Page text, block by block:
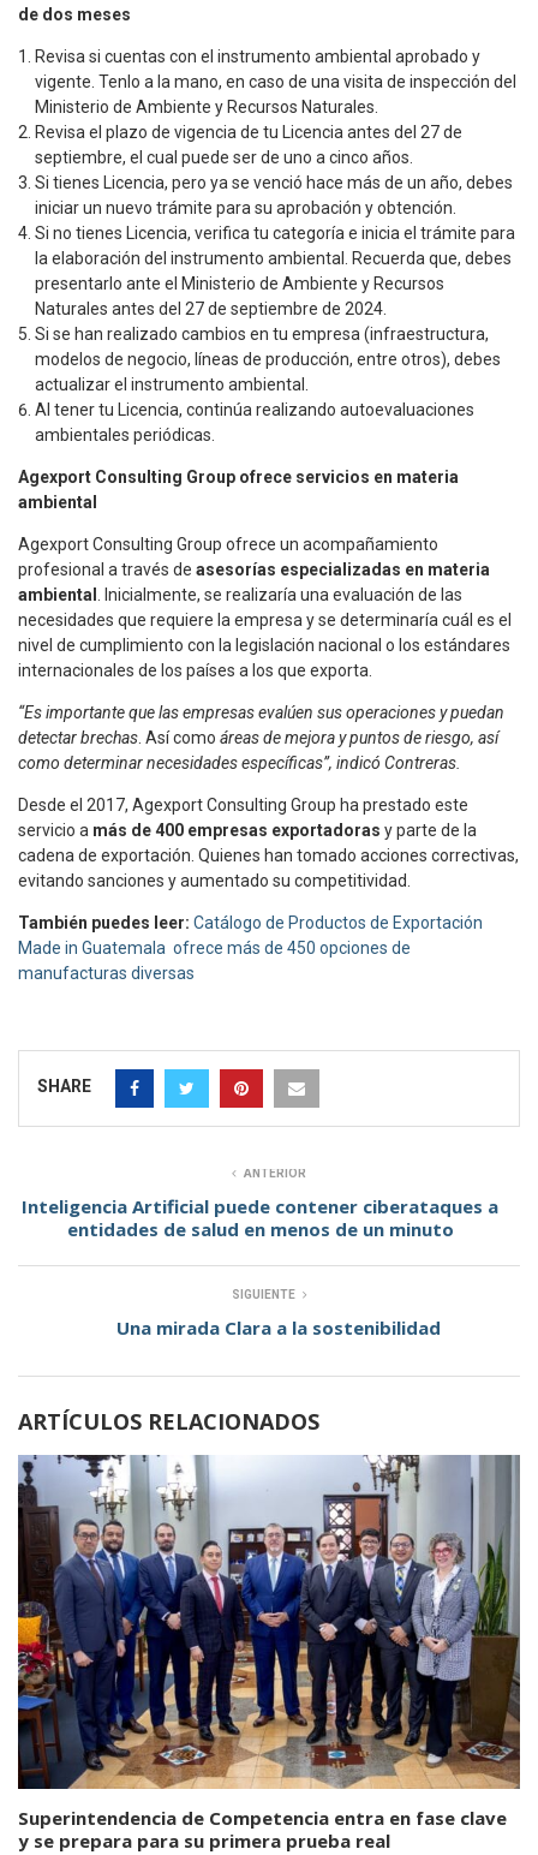
de dos meses
Revisa si cuentas con el instrumento ambiental aprobado y
vigente. Tenlo a la mano, en caso de una visita de inspección del
Ministerio de Ambiente y Recursos Naturales.
Revisa el plazo de vigencia de tu Licencia antes del 27 de
septiembre, el cual puede ser de uno a cinco años.
Si tienes Licencia, pero ya se venció hace más de un año, debes
iniciar un nuevo trámite para su aprobación y obtención.
Si no tienes Licencia, verifica tu categoría e inicia el trámite para
la elaboración del instrumento ambiental. Recuerda que, debes
presentarlo ante el Ministerio de Ambiente y Recursos
Naturales antes del 27 de septiembre de 2024.
Si se han realizado cambios en tu empresa (infraestructura,
modelos de negocio, líneas de producción, entre otros), debes
actualizar el instrumento ambiental.
Al tener tu Licencia, continúa realizando autoevaluaciones
ambientales periódicas.
Agexport Consulting Group ofrece servicios en materia
ambiental
Agexport Consulting Group ofrece un acompañamiento
profesional a través de asesorías especializadas en materia
ambiental . Inicialmente, se realizaría una evaluación de las
necesidades que requiere la empresa y se determinaría cuál es el
nivel de cumplimiento con la legislación nacional o los estándares
internacionales de los países a los que exporta.
“Es importante que las empresas evalúen sus operaciones y puedan
detectar brechas . Así como áreas de mejora y puntos de riesgo, así
como determinar necesidades específicas”, indicó Contreras.
Desde el 2017, Agexport Consulting Group ha prestado este
servicio a más de 400 empresas exportadoras y parte de la
cadena de exportación. Quienes han tomado acciones correctivas,
evitando sanciones y aumentado su competitividad.
También puedes leer: Catálogo de Productos de Exportación
Made in Guatemala ofrece más de 450 opciones de
manufacturas diversas
SHARE
ANTERIOR
Inteligencia Artificial puede contener ciberataques a
entidades de salud en menos de un minuto
SIGUIENTE
Una mirada Clara a la sostenibilidad
ARTÍCULOS RELACIONADOS
Superintendencia de Competencia entra en fase clave
y se prepara para su primera prueba real